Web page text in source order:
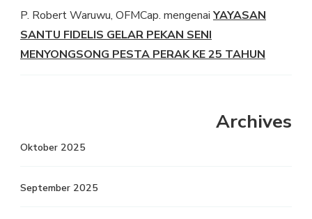
P. Robert Waruwu, OFMCap. mengenai YAYASAN
SANTU FIDELIS GELAR PEKAN SENI
MENYONGSONG PESTA PERAK KE 25 TAHUN
Archives
Oktober 2025
September 2025